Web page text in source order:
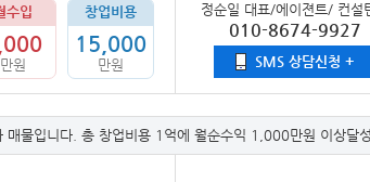
수입
만원
창업비용
15,000
만원
정순일 대표/에이젼트/ 컨설
010-8674-9927
SMS 상담신청 +
물입니다. 총 창업비용 1억에 월순수익 1,000만원 이상달성